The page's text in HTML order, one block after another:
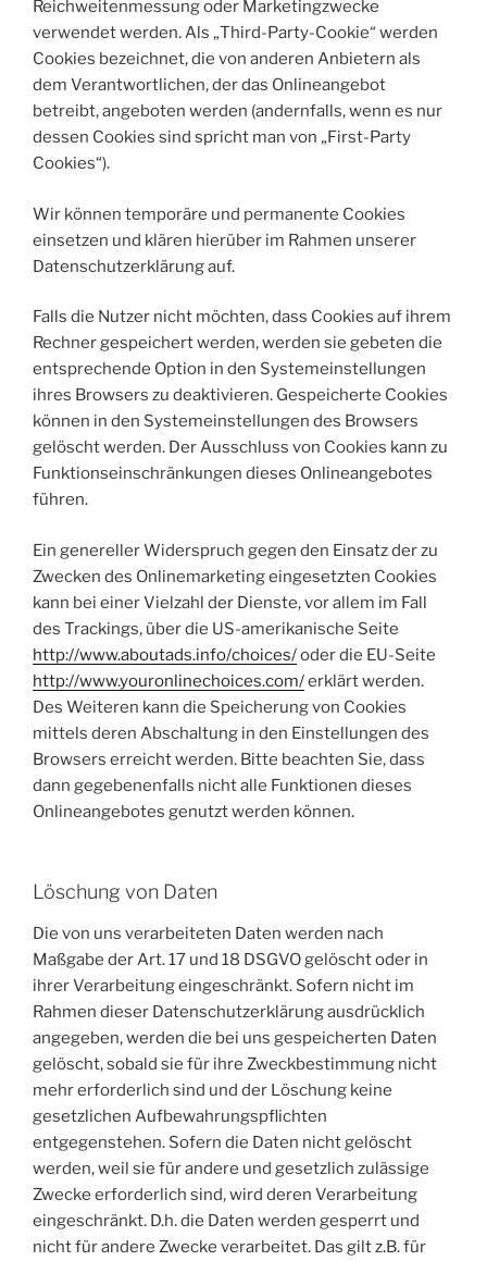
Reichweitenmessung oder Marketingzwecke
verwendet werden. Als „Third-Party-Cookie“ werden
Cookies bezeichnet, die von anderen Anbietern als
dem Verantwortlichen, der das Onlineangebot
betreibt, angeboten werden (andernfalls, wenn es nur
dessen Cookies sind spricht man von „First-Party
Cookies“).
Wir können temporäre und permanente Cookies
einsetzen und klären hierüber im Rahmen unserer
Datenschutzerklärung auf.
Falls die Nutzer nicht möchten, dass Cookies auf ihrem
Rechner gespeichert werden, werden sie gebeten die
entsprechende Option in den Systemeinstellungen
ihres Browsers zu deaktivieren. Gespeicherte Cookies
können in den Systemeinstellungen des Browsers
gelöscht werden. Der Ausschluss von Cookies kann zu
Funktionseinschränkungen dieses Onlineangebotes
führen.
Ein genereller Widerspruch gegen den Einsatz der zu
Zwecken des Onlinemarketing eingesetzten Cookies
kann bei einer Vielzahl der Dienste, vor allem im Fall
des Trackings, über die US-amerikanische Seite
http://www.aboutads.info/choices/oder die EU-Seite
http://www.youronlinechoices.com/erklärt werden.
Des Weiteren kann die Speicherung von Cookies
mittels deren Abschaltung in den Einstellungen des
Browsers erreicht werden. Bitte beachten Sie, dass
dann gegebenenfalls nicht alle Funktionen dieses
Onlineangebotes genutzt werden können.
Löschung von Daten
Die von uns verarbeiteten Daten werden nach
Maßgabe der Art. 17 und 18 DSGVO gelöscht oder in
ihrer Verarbeitung eingeschränkt. Sofern nicht im
Rahmen dieser Datenschutzerklärung ausdrücklich
angegeben, werden die bei uns gespeicherten Daten
gelöscht, sobald sie für ihre Zweckbestimmung nicht
mehr erforderlich sind und der Löschung keine
gesetzlichen Aufbewahrungspflichten
entgegenstehen. Sofern die Daten nicht gelöscht
werden, weil sie für andere und gesetzlich zulässige
Zwecke erforderlich sind, wird deren Verarbeitung
eingeschränkt. D.h. die Daten werden gesperrt und
nicht für andere Zwecke verarbeitet. Das gilt z.B. für